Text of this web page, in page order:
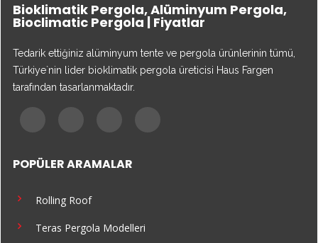
Bioklimatik Pergola, Alüminyum Pergola,
Bioclimatic Pergola | Fiyatlar
Tedarik ettiğiniz alüminyum tente ve pergola ürünlerinin tümü,
Türkiye`nin lider bioklimatik pergola üreticisi Haus Fargen
tarafından tasarlanmaktadır.
POPÜLER ARAMALAR
Rolling Roof
Teras Pergola Modelleri